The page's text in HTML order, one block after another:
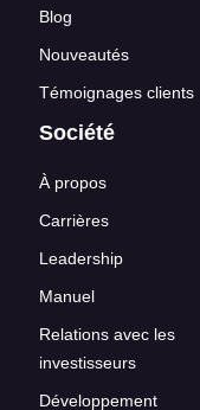
Blog
Nouveautés
Témoignages clients
Société
À propos
Carrières
Leadership
Manuel
Relations avec les
investisseurs
Développement